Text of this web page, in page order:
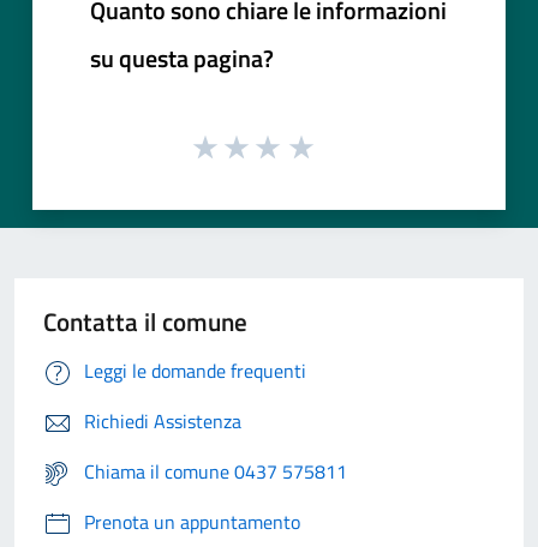
Quanto sono chiare le informazioni
su questa pagina?
Contatta il comune
Leggi le domande frequenti
Richiedi Assistenza
Chiama il comune 0437 575811
Prenota un appuntamento